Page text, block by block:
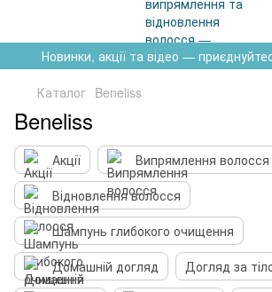
Новинки, акції та відео —
Каталог Beneliss
Beneliss
Акції
Випрямлення волосся
Відновлення волосся
Шампунь глибокого очищення
Домашній догляд
Догляд за